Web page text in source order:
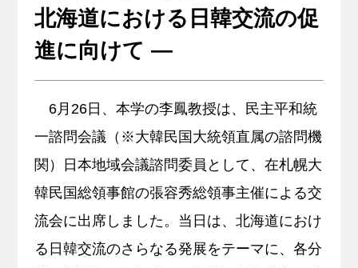
留学・国際交流
サイトマッププライバシーポリシー教員人事
北海道における日韓交流の促
進に向けて ―
6月26日、本学の李鳳教授は、民主平和統
一諮問会議（※大韓民国大統領直属の諮問機
関）日本地域会議諮問委員として、 在札幌大
韓民国総領事館の張容秀総領事主催による交
流会に出席し ました。当日は、 北海道におけ
る日韓交流のさらなる発展をテーマに、 各分